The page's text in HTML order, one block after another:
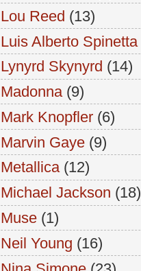
Lou Reed (13)
Luis Alberto Spinetta
Lynyrd Skynyrd (14)
Madonna (9)
Mark Knopfler (6)
Marvin Gaye (9)
Metallica (12)
Michael Jackson (18)
Muse (1)
Neil Young (16)